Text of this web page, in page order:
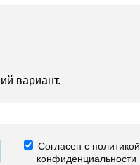
вариант.
Согласен с политикой
конфиденциальности